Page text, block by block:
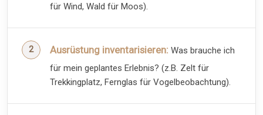
für Wind, Wald für Moos).
Ausrüstung inventarisieren: Was brauche ich
für mein geplantes Erlebnis? (z.B. Zelt für
Trekkingplatz, Fernglas für Vogelbeobachtung).